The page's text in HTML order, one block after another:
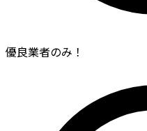
優良業者のみ！